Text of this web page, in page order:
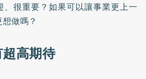
、很重要？如果可以讓事業更上一
做嗎？
高期待